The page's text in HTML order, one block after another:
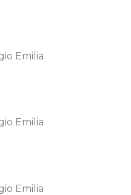
Emilia
Emilia
Emilia